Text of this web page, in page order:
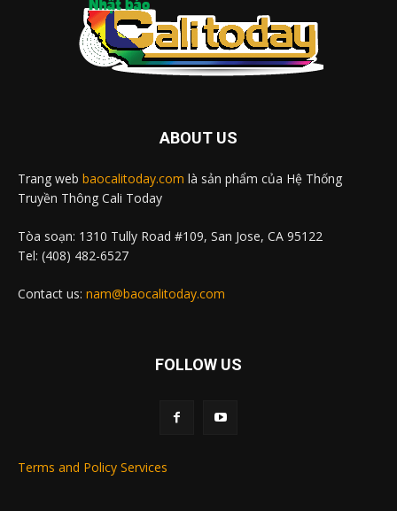
ABOUT US
Trang web baocalitoday.com là sản phẩm của Hệ Thống
Truyền Thông Cali Today
Tòa soạn: 1310 Tully Road #109, San Jose, CA 95122
Tel: (408) 482-6527
Contact us: nam@baocalitoday.com
FOLLOW US
Terms and Policy Services